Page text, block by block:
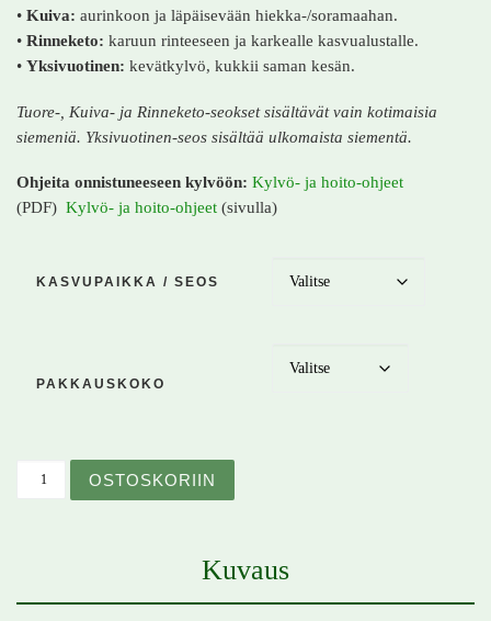
• Kuiva: aurinkoon ja läpäisevään hiekka-/soramaahan.
• Rinneketo: karuun rinteeseen ja karkealle kasvualustalle.
• Yksivuotinen: kevätkylvö, kukkii saman kesän.
Tuore-, Kuiva- ja Rinneketo-seoksetsisältävät vain kotimaisia
siemeniä. Yksivuotinen-seos sisältää ulkomaista siementä.
Ohjeita onnistuneeseen kylvöön: Kylvö- ja hoito-ohjeet
(PDF) Kylvö- ja hoito-ohjeet (sivulla)
KASVUPAIKKA / SEOS
PAKKAUSKOKO
OSTOSKORIIN
Kuvaus